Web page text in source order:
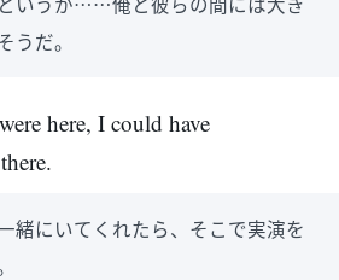
うだ。
here, I could have
緒にいてくれたら、そこで実演を